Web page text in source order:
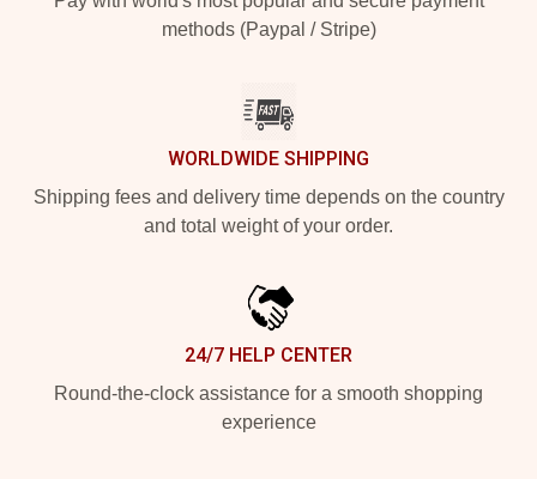
methods (Paypal / Stripe)
WORLDWIDE SHIPPING
Shipping fees and delivery time depends on the country
and total weight of your order.
24/7 HELP CENTER
Round-the-clock assistance for a smooth shopping
experience